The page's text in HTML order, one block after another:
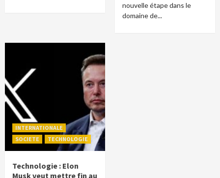
nouvelle étape dans le
domaine de...
INTERNATIONALE
SOCIETE
TECHNOLOGIE
Technologie : Elon
Musk veut mettre fin au